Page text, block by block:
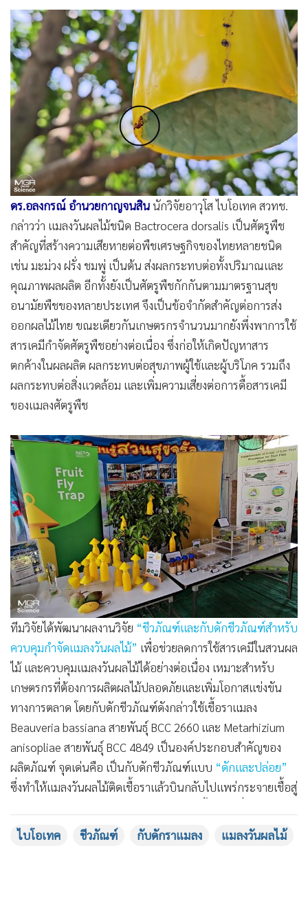
• Gotomanager
ดร.อลงกรณ์ อำนวยกาญจนสินนักวิจัยอาวุโส ไบโอเทค สวทช.
กล่าวว่า แมลงวันผลไม้ชนิด Bactrocera dorsalis เป็นศัตรูพืช
สำคัญที่สร้างความเสียหายต่อพืชเศรษฐกิจของไทยหลายชนิด
เช่น มะม่วง ฝรั่ง ชมพู่ เป็นต้น ส่งผลกระทบต่อทั้งปริมาณและ
คุณภาพผลผลิต อีกทั้งยังเป็นศัตรูพืชกักกันตามมาตรฐานสุข
อนามัยพืชของหลายประเทศ จึงเป็นข้อจำกัดสำคัญต่อการส่ง
ออกผลไม้ไทย ขณะเดียวกันเกษตรกรจำนวนมากยังพึ่งพาการใช้
สารเคมีกำจัดศัตรูพืชอย่างต่อเนื่อง ซึ่งก่อให้เกิดปัญหาสาร
ตกค้างในผลผลิต ผลกระทบต่อสุขภาพผู้ใช้และผู้บริโภค รวมถึง
ผลกระทบต่อสิ่งแวดล้อม และเพิ่มความเสี่ยงต่อการดื้อสารเคมี
ของแมลงศัตรูพืช
ทีมวิจัยได้พัฒนาผลงานวิจัย “ชีวภัณฑ์และกับดักชีวภัณฑ์สำหรับ
ควบคุมกำจัดแมลงวันผลไม้” เพื่อช่วยลดการใช้สารเคมีในสวนผล
ไม้ และควบคุมแมลงวันผลไม้ได้อย่างต่อเนื่อง เหมาะสำหรับ
เกษตรกรที่ต้องการผลิตผลไม้ปลอดภัยและเพิ่มโอกาสแข่งขัน
ทางการตลาด โดยกับดักชีวภัณฑ์ดังกล่าวใช้เชื้อราแมลง
Beauveria bassiana สายพันธุ์ BCC 2660 และ Metarhizium
anisopliae สายพันธุ์ BCC 4849 เป็นองค์ประกอบสำคัญของ
ผลิตภัณฑ์ จุดเด่นคือ เป็นกับดักชีวภัณฑ์แบบ “ดักและปล่อย”
ซึ่งทำให้แมลงวันผลไม้ติดเชื้อราแล้วบินกลับไปแพร่กระจายเชื้อสู่
และแมลงที่ไม่ได้เข้ากับดักอย่างต่อเนื่อง นอกจากนี้ เทคโนโลยี
ไบโอเทค ชีวภัณฑ์ กับดักราแมลง แมลงวันผลไม้